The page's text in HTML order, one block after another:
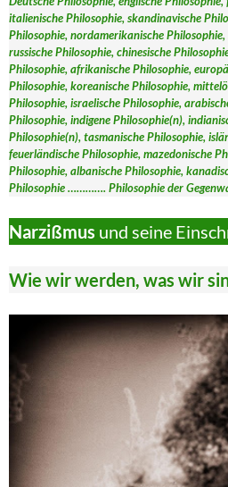
italienische Philosophie, skandinavische
Philosophie, nordamerikanische
russische Philosophie, chinesische
Philosophie, afrikanische Philosophie,
Philosophie, koreanische Philosophie,
Philosophie, israelische Philosophie,
Philosophie, indigene Philosophie(n),
Philosophie(n), tasmanische Philosophie,
feuerländische Philosophie, mazedonische
Philosophie, albanische Philosophie,
Philosophie …………. Philosophie der
Narzißmus und seine
Wie wir werden, was wir